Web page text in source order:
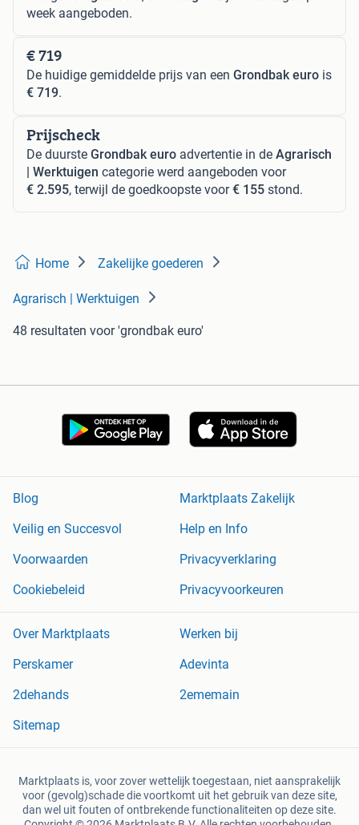
week aangeboden.
€ 719
De huidige gemiddelde prijs van een Grondbak euro is
€ 719.
Prijscheck
De duurste Grondbak euro advertentie in de Agrarisch
| Werktuigen categorie werd aangeboden voor
€ 2.595, terwijl de goedkoopste voor€ 155 stond.
Home Zakelijke goederen
Agrarisch | Werktuigen
48 resultaten voor 'grondbak euro'
Blog
Marktplaats Zakelijk
Veilig en Succesvol
Help en Info
Voorwaarden
Privacyverklaring
Cookiebeleid
Privacyvoorkeuren
Over Marktplaats
Werken bij
Perskamer
Adevinta
2dehands
2ememain
Sitemap
Marktplaats is, voor zover wettelijk toegestaan, niet aansprakelijk
voor (gevolg)schade die voortkomt uit het gebruik van deze site,
dan wel uit fouten of ontbrekende functionaliteiten op deze site.